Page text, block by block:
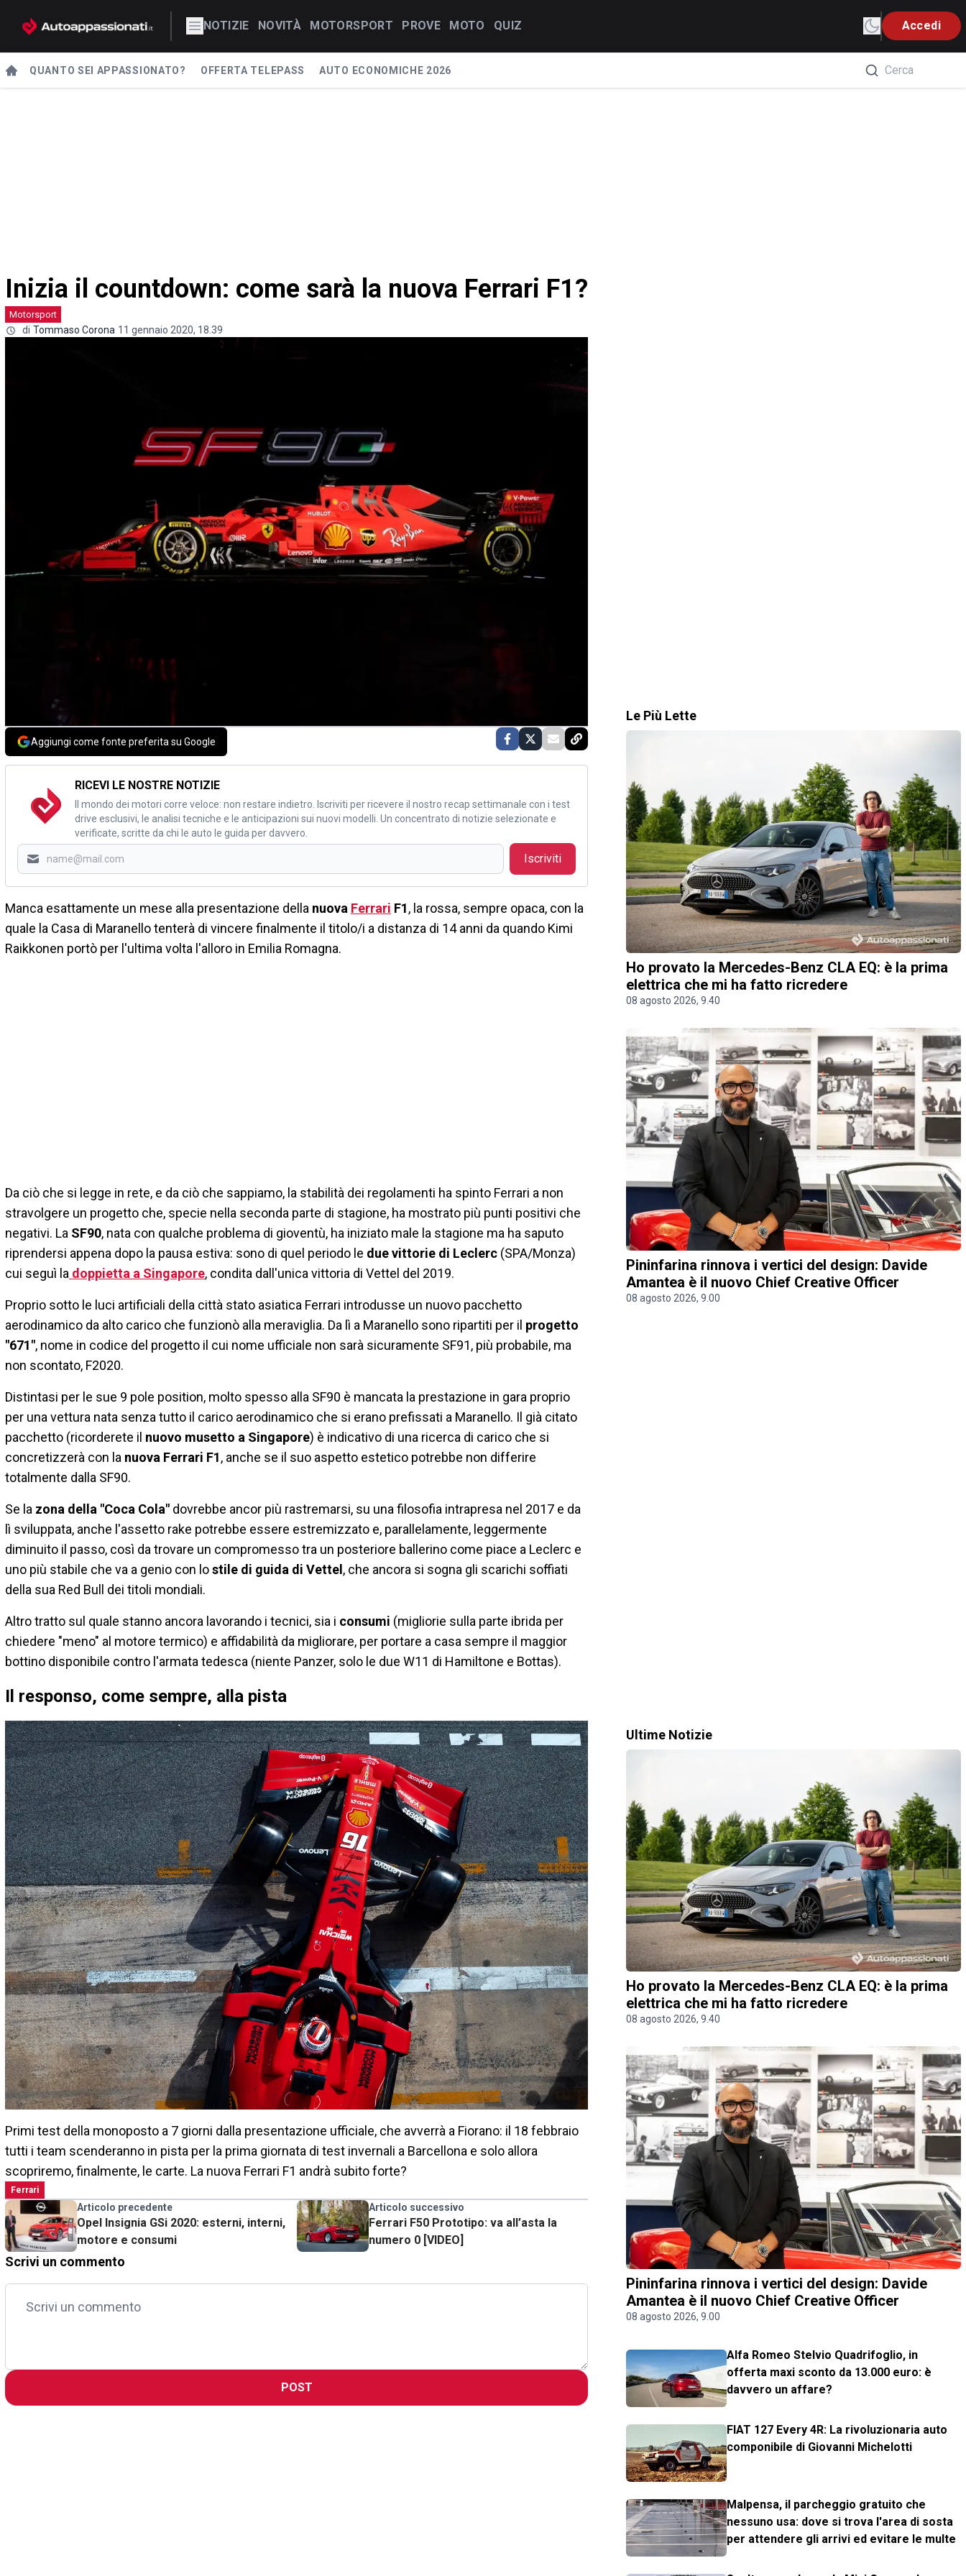
NOTIZIE NOVITÀ MOTORSPORT PROVE MOTO QUIZ Accedi
QUANTO SEI APPASSIONATO? OFFERTA TELEPASS AUTO ECONOMICHE 2026
Inizia il countdown: come sarà la nuova Ferrari F1?
Motorsport
di Tommaso Corona 11 gennaio 2020, 18.39
Aggiungi come fonte preferita su Google
RICEVI LE NOSTRE NOTIZIE
Il mondo dei motori corre veloce: non restare indietro. Iscriviti per ricevere il nostro recap settimanale con i test
drive esclusivi, le analisi tecniche e le anticipazioni sui nuovi modelli. Un concentrato di notizie selezionate e
verificate, scritte da chi le auto le guida per davvero.
Iscriviti
Manca esattamente un mese alla presentazione della nuova Ferrari F1, la rossa, sempre opaca, con la
quale la Casa di Maranello tenterà di vincere finalmente il titolo/i a distanza di 14 anni da quando Kimi
Raikkonen portò per l'ultima volta l'alloro in Emilia Romagna.
Da ciò che si legge in rete, e da ciò che sappiamo, la stabilità dei regolamenti ha spinto Ferrari a non
stravolgere un progetto che, specie nella seconda parte di stagione, ha mostrato più punti positivi che
negativi. La SF90, nata con qualche problema di gioventù, ha iniziato male la stagione ma ha saputo
riprendersi appena dopo la pausa estiva: sono di quel periodo le due vittorie di Leclerc (SPA/Monza)
cui seguì la doppietta a Singapore, condita dall'unica vittoria di Vettel del 2019.
Proprio sotto le luci artificiali della città stato asiatica Ferrari introdusse un nuovo pacchetto
aerodinamico da alto carico che funzionò alla meraviglia. Da lì a Maranello sono ripartiti per il progetto
"671", nome in codice del progetto il cui nome ufficiale non sarà sicuramente SF91, più probabile, ma
non scontato, F2020.
Distintasi per le sue 9 pole position, molto spesso alla SF90 è mancata la prestazione in gara proprio
per una vettura nata senza tutto il carico aerodinamico che si erano prefissati a Maranello. Il già citato
pacchetto (ricorderete il nuovo musetto a Singapore) è indicativo di una ricerca di carico che si
concretizzerà con la nuova Ferrari F1, anche se il suo aspetto estetico potrebbe non differire
totalmente dalla SF90.
Se la zona della "Coca Cola" dovrebbe ancor più rastremarsi, su una filosofia intrapresa nel 2017 e da
lì sviluppata, anche l'assetto rake potrebbe essere estremizzato e, parallelamente, leggermente
diminuito il passo, così da trovare un compromesso tra un posteriore ballerino come piace a Leclerc e
uno più stabile che va a genio con lostile di guida di Vettel , che ancora si sogna gli scarichi soffiati
della sua Red Bull dei titoli mondiali.
Altro tratto sul quale stanno ancora lavorando i tecnici, sia i consumi (migliorie sulla parte ibrida per
chiedere "meno" al motore termico) e affidabilità da migliorare, per portare a casa sempre il maggior
bottino disponibile contro l'armata tedesca (niente Panzer, solo le due W11 di Hamiltone e Bottas).
Il responso, come sempre, alla pista
Primi test della monoposto a 7 giorni dalla presentazione ufficiale, che avverrà a Fiorano: il 18 febbraio
tutti i team scenderanno in pista per la prima giornata di test invernali a Barcellona e solo allora
scopriremo, finalmente, le carte. La nuova Ferrari F1 andrà subito forte?
Ferrari
Articolo precedente
Opel Insignia GSi 2020: esterni, interni,
motore e consumi
Articolo successivo
Ferrari F50 Prototipo: va all’asta la
numero 0 [VIDEO]
Scrivi un commento
POST
Le Più Lette
Ho provato la Mercedes-Benz CLA EQ: è la prima
elettrica che mi ha fatto ricredere
08 agosto 2026, 9.40
Pininfarina rinnova i vertici del design: Davide
Amantea è il nuovo Chief Creative Officer
08 agosto 2026, 9.00
Ultime Notizie
Ho provato la Mercedes-Benz CLA EQ: è la prima
elettrica che mi ha fatto ricredere
08 agosto 2026, 9.40
Pininfarina rinnova i vertici del design: Davide
Amantea è il nuovo Chief Creative Officer
08 agosto 2026, 9.00
Alfa Romeo Stelvio Quadrifoglio, in
offerta maxi sconto da 13.000 euro: è
davvero un affare?
FIAT 127 Every 4R: La rivoluzionaria auto
componibile di Giovanni Michelotti
Malpensa, il parcheggio gratuito che
nessuno usa: dove si trova l'area di sosta
per attendere gli arrivi ed evitare le multe